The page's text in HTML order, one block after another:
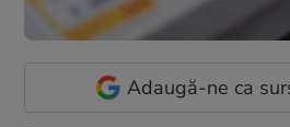
Adaugă-ne ca